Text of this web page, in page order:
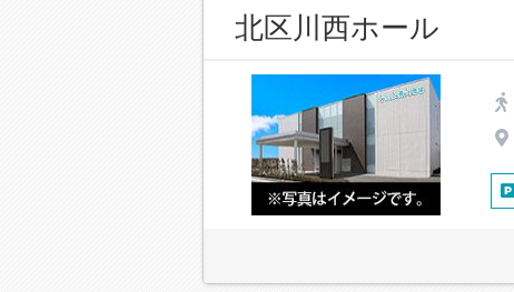
北区川西ホール